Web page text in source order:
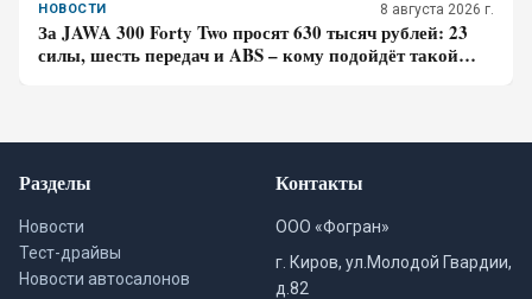
НОВОСТИ 8 августа 2026 г.
За JAWA 300 Forty Two просят 630 тысяч рублей: 23
силы, шесть передач и ABS – кому подойдёт такой
Разделы
Новости
Тест-драйвы
Новости автосалонов
Контакты
ООО «Фогран»
г. Киров, ул.Молодой Гвардии,
д.82